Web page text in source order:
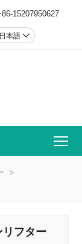
15207950627
日本語 
>
リフター